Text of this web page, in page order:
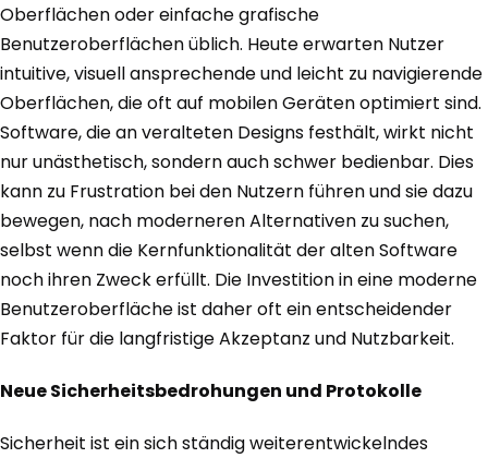
Oberflächen oder einfache grafische
Benutzeroberflächen üblich. Heute erwarten Nutzer
intuitive, visuell ansprechende und leicht zu navigierende
Oberflächen, die oft auf mobilen Geräten optimiert sind.
Software, die an veralteten Designs festhält, wirkt nicht
nur unästhetisch, sondern auch schwer bedienbar. Dies
kann zu Frustration bei den Nutzern führen und sie dazu
bewegen, nach moderneren Alternativen zu suchen,
selbst wenn die Kernfunktionalität der alten Software
noch ihren Zweck erfüllt. Die Investition in eine moderne
Benutzeroberfläche ist daher oft ein entscheidender
Faktor für die langfristige Akzeptanz und Nutzbarkeit.
Neue Sicherheitsbedrohungen und Protokolle
Sicherheit ist ein sich ständig weiterentwickelndes